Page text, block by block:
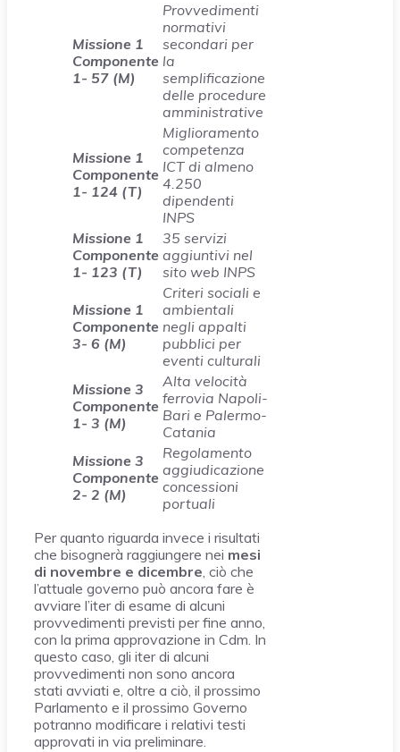
Missione 1
Componente
1- 57 (M)
Provvedimenti
normativi
secondari per
la
semplificazione
delle procedure
amministrative
Missione 1
Componente
1- 124 (T)
Miglioramento
competenza
ICT di almeno
4.250
dipendenti
INPS
Missione 1
Componente
1- 123 (T)
35 servizi
aggiuntivi nel
sito web INPS
Missione 1
Componente
3- 6 (M)
Criteri sociali e
ambientali
negli appalti
pubblici per
eventi culturali
Missione 3
Componente
1- 3 (M)
Alta velocità
ferrovia Napoli-
Bari e Palermo-
Catania
Missione 3
Componente
2- 2 (M)
Regolamento
aggiudicazione
concessioni
portuali
Per quanto riguarda invece i risultati
che bisognerà raggiungere nei mesi
di novembre e dicembre, ciò che
l’attuale governo può ancora fare è
avviare l’iter di esame di alcuni
provvedimenti previsti per fine anno,
con la prima approvazione in Cdm. In
questo caso, gli iter di alcuni
provvedimenti non sono ancora
stati avviati e, oltre a ciò, il prossimo
Parlamento e il prossimo Governo
potranno modificare i relativi testi
approvati in via preliminare.